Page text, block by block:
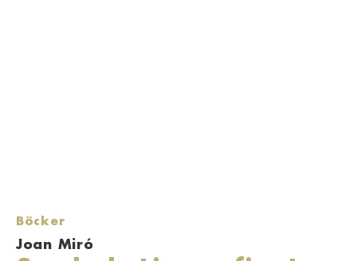
Böcker
Joan Miró